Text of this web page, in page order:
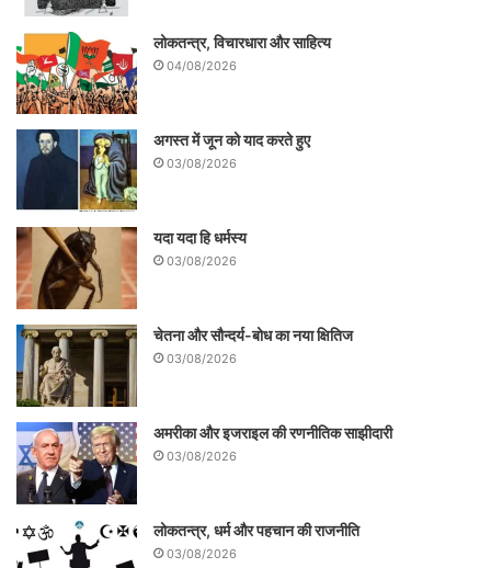
का अभाव है, उन्हें उपकरण उपलब्ध कराना हो या
ऑनलाइन पढ़ाने के लिए शिक्षकों को वर्कशॉप देना।
क्योंकि नई पीढ़ी के लिए यह काम कठिन नहीं, लेकिन
पुरानी पीढ़ी को इसकी अच्छी खासी जरूरत है।
करोना संकट के समय शिक्षा का यह माध्यम हमारी
प्राथमिकता भी है और समय की आवश्यकता भी।
यह समय सूचना प्रौद्योगिकी के क्षेत्र में उन्नत भारत
के लिए अच्छा अवसर भी हो सकता है।
.
लोकतन्त्र, विचारधारा और साहित्य
04/08/2026
अगस्त में जून को याद करते हुए
03/08/2026
यदा यदा हि धर्मस्य
03/08/2026
चेतना और सौन्दर्य-बोध का नया क्षितिज
03/08/2026
अमरीका और इजराइल की रणनीतिक साझीदारी
03/08/2026
लोकतन्त्र, धर्म और पहचान की राजनीति
03/08/2026